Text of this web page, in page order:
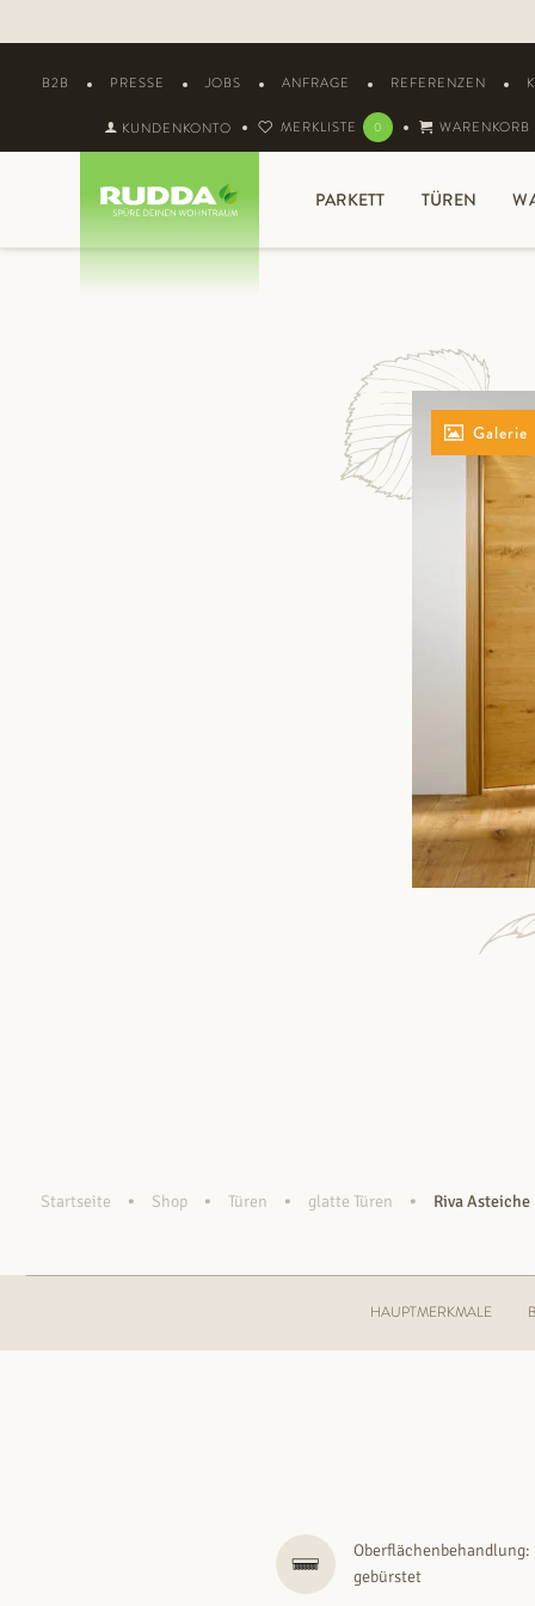
B2B PRESSE JOBS ANFRAGE REFERENZEN
KUNDENKONTO MERKLISTE 0 WARENKORB
PARKETT TÜREN
Galerie
Startseite • Shop • Türen • glatte Türen • Riva Asteiche
HAUPTMERKMALE
Oberflächenbehandlung:
gebürstet